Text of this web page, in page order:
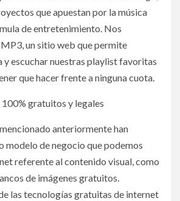
que apuestan por la música
de entretenimiento. Nos
un sitio web que permite
y escuchar nuestras playlist favoritas
que hacer frente a ninguna cuota.
100% gratuitos y legales
anteriormente han
modelo de negocio que podemos
referente al contenido visual, como
de imágenes gratuitos.
las tecnologías gratuitas de internet